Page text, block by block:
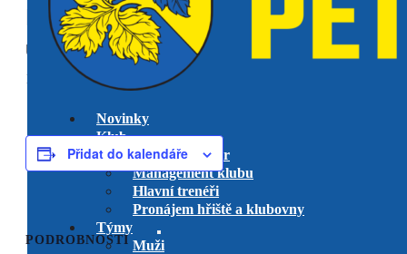
Novinky
Klub
Výkonný výbor
Management klubu
Hlavní trenéři
Pronájem hřiště a klubovny
Týmy
Muži
RK Petrovice vs. TBA
utkání play-offU16
13 června @ 0:00
Přidat do kalendáře
PODROBNOSTI